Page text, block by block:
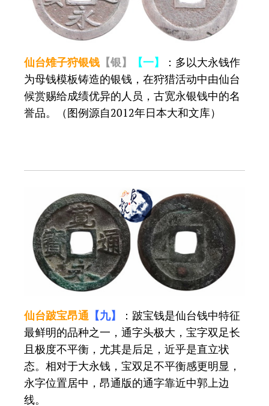
仙台雉子狩银钱 【银】 【一】
：多以大永钱作
为母钱模板铸造的银钱，在狩猎活动中由仙台
候赏赐给成绩优异的人员，古宽永银钱中的名
誉品。（图例源自2012年日本大和文库）
仙台跛宝昂通 【九】
：跛宝钱是仙台钱中特征
最鲜明的品种之一，通字头极大，宝字双足长
且极度不平衡，尤其是后足，近乎是直立状
态。相对于大永钱，宝双足不平衡感更明显，
永字位置居中，昂通版的通字靠近中郭上边
线。